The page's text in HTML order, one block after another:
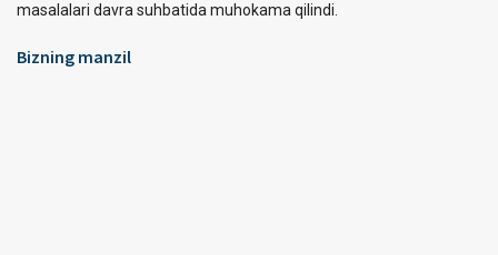
masalalari davra suhbatida muhokama qilindi.
Bizning manzil